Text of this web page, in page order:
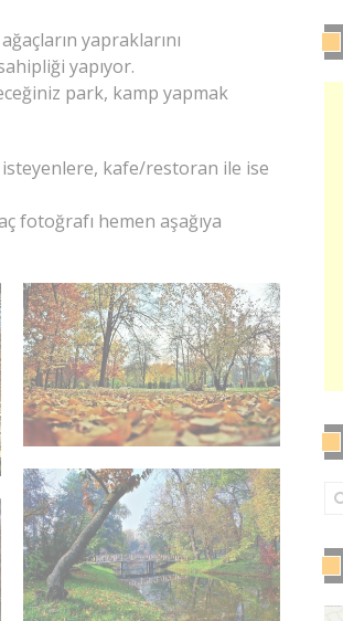
yapraklarını
yapıyor.
park, kamp yapmak
kafe/restoran ile ise
fotoğrafı hemen aşağıya